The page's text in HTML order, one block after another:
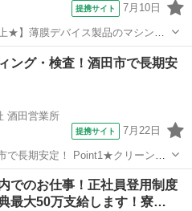
提携サイト 7月10日
★】薄膜デバイス製品のマシンオ
活躍中◎年間休日184日でプライ
イカー通勤可★《山形県酒田市》
ング・検査！酒田市で長期安
酒田営業所
提携サイト 7月22日
Point1★クリーンな
工場勤務未経験者歓迎！
！ Point4☆無料送迎あり！
でのお仕事！正社員登用制度
最大50万支給します！寮…